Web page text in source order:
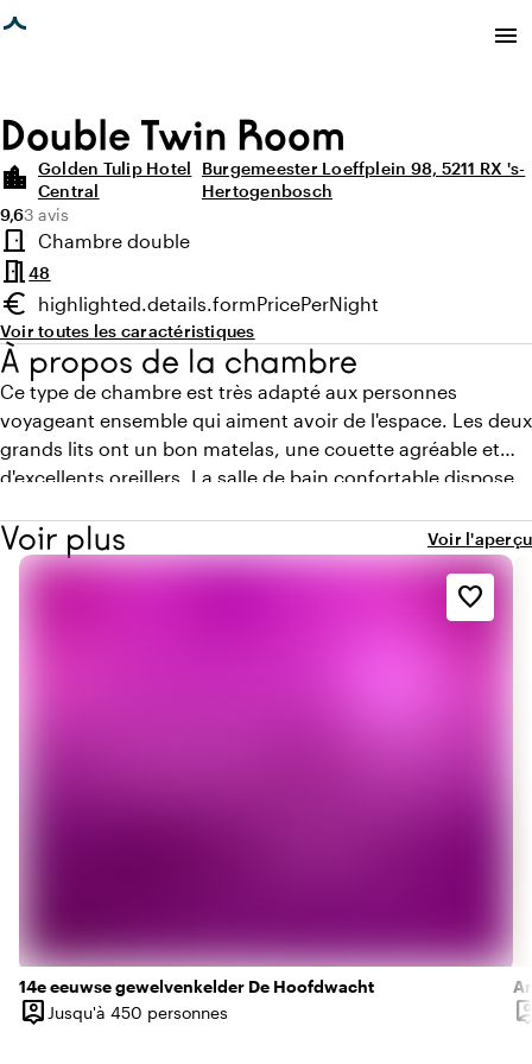
chargée
menu
Double Twin Room
location_city Golden Tulip Hotel
Central
Burgemeester Loeffplein 98, 5211 RX 's-
Hertogenbosch
Note moyenne de 9,6 sur 10
9,6Nombre d'avis : 3
3 avis
Points forts
door_front
Type de chambre
Chambre double
meeting_room48
euro
Prix minimum
highlighted.details.formPricePerNight
Voir toutes les caractéristiques
À propos de la chambre
Ce type de chambre est très adapté aux personnes
voyageant ensemble qui aiment avoir de l'espace. Les deux
grands lits ont un bon matelas, une couette agréable et
d'excellents oreillers. La salle de bain confortable dispose
Voir plus Voir l'aperçu
14e eeuwse gewelvenkelder De Hoofdwacht
person_pin
Capacité
Jusqu'à 450 personnes
favorite_border